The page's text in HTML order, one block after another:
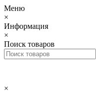
Меню
×
Информация
×
Поиск товаров
×